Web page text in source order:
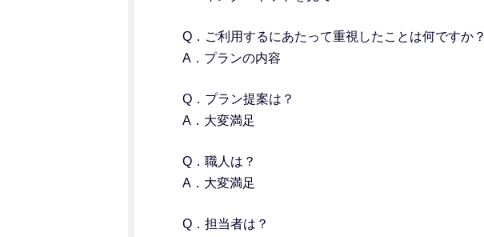
Q． ご利用するにあたって重視したことは何ですか？
A．プランの内容
Q．プラン提案は？
A．大変満足
Q．職人は？
A．大変満足
Q．担当者は？